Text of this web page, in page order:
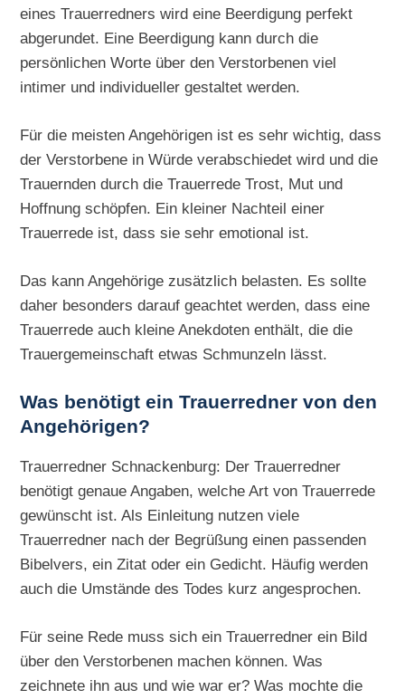
eines Trauerredners wird eine Beerdigung perfekt
abgerundet. Eine Beerdigung kann durch die
persönlichen Worte über den Verstorbenen viel
intimer und individueller gestaltet werden.
Für die meisten Angehörigen ist es sehr wichtig, dass
der Verstorbene in Würde verabschiedet wird und die
Trauernden durch die Trauerrede Trost, Mut und
Hoffnung schöpfen. Ein kleiner Nachteil einer
Trauerrede ist, dass sie sehr emotional ist.
Das kann Angehörige zusätzlich belasten. Es sollte
daher besonders darauf geachtet werden, dass eine
Trauerrede auch kleine Anekdoten enthält, die die
Trauergemeinschaft etwas Schmunzeln lässt.
Was benötigt ein Trauerredner von den
Angehörigen?
Trauerredner Schnackenburg: Der Trauerredner
benötigt genaue Angaben, welche Art von Trauerrede
gewünscht ist. Als Einleitung nutzen viele
Trauerredner nach der Begrüßung einen passenden
Bibelvers, ein Zitat oder ein Gedicht. Häufig werden
auch die Umstände des Todes kurz angesprochen.
Für seine Rede muss sich ein Trauerredner ein Bild
über den Verstorbenen machen können. Was
zeichnete ihn aus und wie war er? Was mochte die